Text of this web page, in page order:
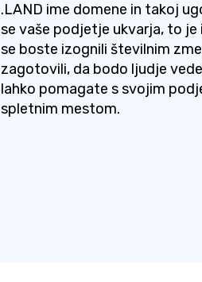
.LAND ime domene in takoj
se vaše podjetje ukvarja, to je
se boste izognili številnim
zagotovili, da bodo ljudje
lahko pomagate s svojim
spletnim mestom.